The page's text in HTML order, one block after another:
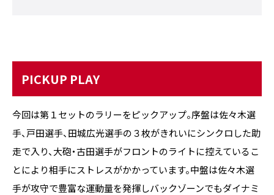
PICKUP PLAY
今回は第１セットのラリーをピックアップ。序盤は佐々木選
手、戸田選手、田城広光選手の３枚がきれいにシンクロした助
走で入り、大砲・古田選手がフロントのライトに控えているこ
とにより相手にストレスがかかっています。中盤は佐々木選
手が攻守で豊富な運動量を発揮しバックゾーンでもダイナミ